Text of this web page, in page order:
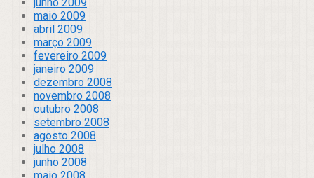
maio 2009
abril 2009
março 2009
fevereiro 2009
janeiro 2009
dezembro 2008
novembro 2008
outubro 2008
setembro 2008
agosto 2008
julho 2008
junho 2008